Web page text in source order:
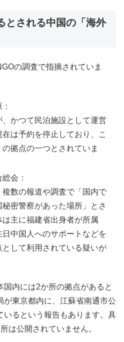
とされる中国の「海外
の調査で指摘されていま
かつて民泊施設として運営
は予約を停止しており、こ
拠点の一つとされていま
会：
数の報道や調査で「国内で
密警察があった場所」とさ
主に福建省出身者が所属
中国人へのサポートなどを
して利用されている疑いが
国内には2か所の拠点があると
が東京都内に、江蘇省南通市公
いるという報告もあります。具
は公開されていません。